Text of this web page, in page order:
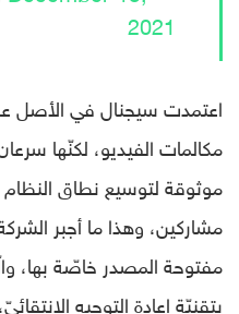
2021
اعتمدت سيجنال في الأصل
مكالمات الفيديو، لكنّها
موثوقة لتوسيع نطاق
مشاركين، وهذا ما أجبر
مفتوحة المصدر خاصّة بها،
بتقنيّة إعادة التوجيه